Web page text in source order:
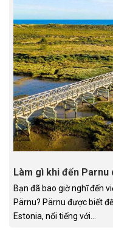
Làm gì khi đến Parnu
Bạn đã bao giờ nghĩ đến
Pärnu? Pärnu được biết
Estonia, nổi tiếng với...